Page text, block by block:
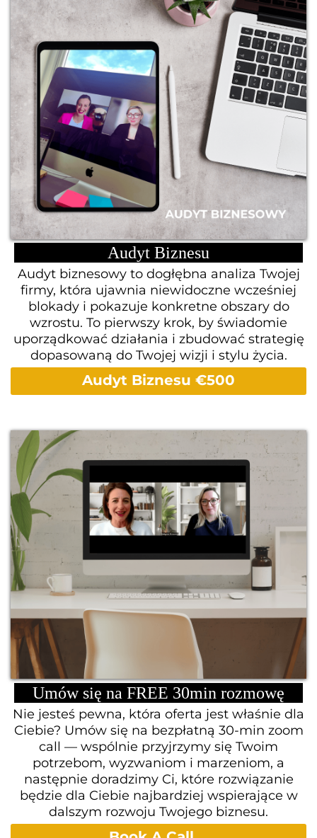
Audyt Biznesu
Audyt biznesowy to dogłębna analiza Twojej
firmy, która ujawnia niewidoczne wcześniej
blokady i pokazuje konkretne obszary do
wzrostu. To pierwszy krok, by świadomie
uporządkować działania i zbudować strategię
dopasowaną do Twojej wizji i stylu życia.
Audyt Biznesu €500
Umów się na FREE 30min rozmowę
Nie jesteś pewna, która oferta jest właśnie dla
Ciebie? Umów się na bezpłatną 30-min zoom
call — wspólnie przyjrzymy się Twoim
potrzebom, wyzwaniom i marzeniom, a
następnie doradzimy Ci, które rozwiązanie
będzie dla Ciebie najbardziej wspierające w
dalszym rozwoju Twojego biznesu.